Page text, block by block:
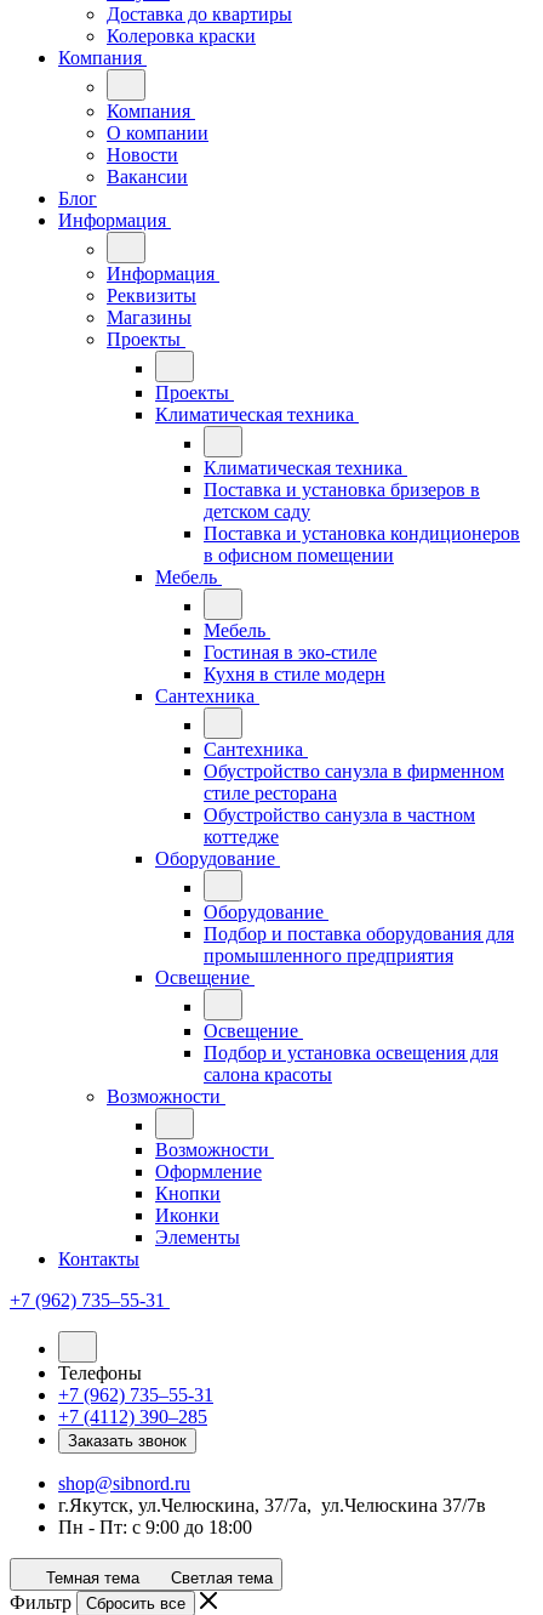
Доставка до квартиры
Колеровка краски
Компания
Компания
О компании
Новости
Вакансии
Блог
Информация
Информация
Реквизиты
Магазины
Проекты
Проекты
Климатическая техника
Климатическая техника
Поставка и установка бризеров в
детском саду
Поставка и установка кондиционеров
в офисном помещении
Мебель
Мебель
Гостиная в эко-стиле
Кухня в стиле модерн
Сантехника
Сантехника
Обустройство санузла в фирменном
стиле ресторана
Обустройство санузла в частном
коттедже
Оборудование
Оборудование
Подбор и поставка оборудования для
промышленного предприятия
Освещение
Освещение
Подбор и установка освещения для
салона красоты
Возможности
Возможности
Оформление
Кнопки
Иконки
Элементы
Контакты
+7 (962) 735‒55-31
Телефоны
+7 (962) 735‒55-31
+7 (4112) 390‒285
Заказать звонок
shop@sibnord.ru
​г.Якутск, ул.Челюскина, 37/7а, ул.Челюскина 37/7в
Пн - Пт: с 9:00 до 18:00
Темная тема Светлая тема
Фильтр Сбросить все